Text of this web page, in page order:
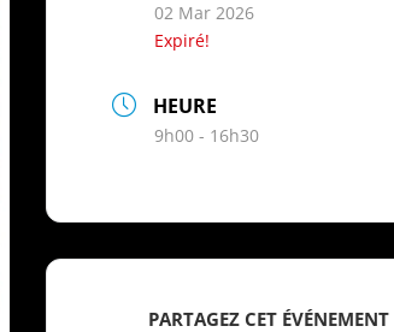
02 Mar 2026
Expiré!
HEURE
9h00 - 16h30
PARTAGEZ CET ÉVÉNEMENT